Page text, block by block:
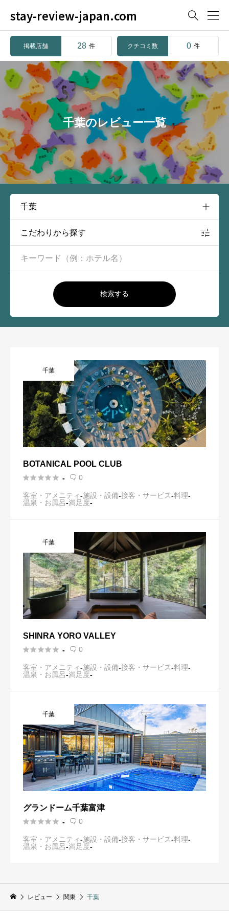
stay-review-japan.com 
掲載店舗 28 件 クチコミ数 0 件
千葉のレビュー一覧
こだわりから探す
検索する
千葉
BOTANICAL POOL CLUB
 -  0
客室・アメニティ-施設・設備-接客・サービス-料理-
温泉・お風呂-満足度-
千葉
SHINRA YORO VALLEY
 -  0
客室・アメニティ-施設・設備-接客・サービス-料理-
温泉・お風呂-満足度-
千葉
グランドーム千葉富津
 -  0
客室・アメニティ-施設・設備-接客・サービス-料理-
温泉・お風呂-満足度-
レビュー 関東 千葉